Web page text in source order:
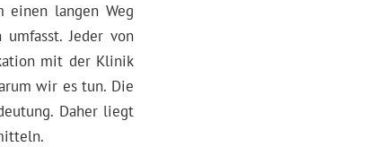
einen langen Weg
Jeder von
mit der Klinik
wir es tun. Die
Daher liegt